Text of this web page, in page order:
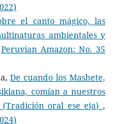
el canto mágico, las
ambientales y
Peruvian Amazon: No. 35
De cuando los Mashete,
comían a nuestros
(Tradición oral ese eja),